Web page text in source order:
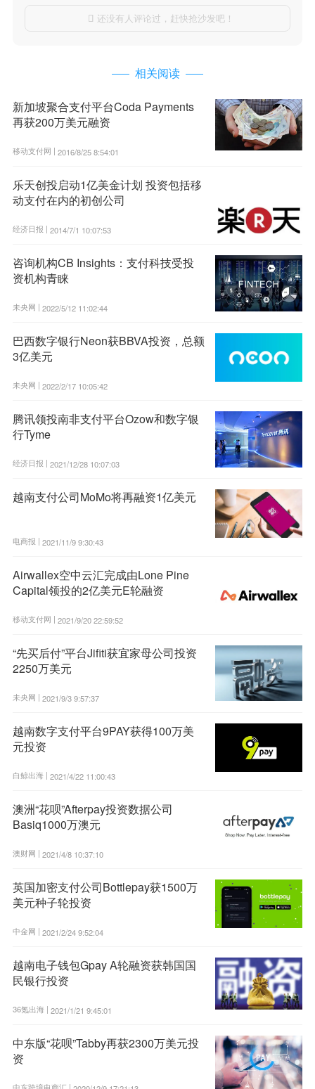
 还没有人评论过，赶快抢沙发吧！
相关阅读
新加坡聚合支付平台Coda Payments
再获200万美元融资
移动支付网 | 2016/8/25 8:54:01
乐天创投启动1亿美金计划 投资包括移
动支付在内的初创公司
经济日报 | 2014/7/1 10:07:53
咨询机构CB Insights：支付科技受投
资机构青睐
未央网 | 2022/5/12 11:02:44
巴西数字银行Neon获BBVA投资，总额
3亿美元
未央网 | 2022/2/17 10:05:42
腾讯领投南非支付平台Ozow和数字银
行Tyme
经济日报 | 2021/12/28 10:07:03
越南支付公司MoMo将再融资1亿美元
电商报 | 2021/11/9 9:30:43
Airwallex空中云汇完成由Lone Pine
Capital领投的2亿美元E轮融资
移动支付网 | 2021/9/20 22:59:52
“先买后付”平台Jifiti获宜家母公司投资
2250万美元
未央网 | 2021/9/3 9:57:37
越南数字支付平台9PAY获得100万美
元投资
白鲸出海 | 2021/4/22 11:00:43
澳洲“花呗”Afterpay投资数据公司
Basiq1000万澳元
澳财网 | 2021/4/8 10:37:10
英国加密支付公司Bottlepay获1500万
美元种子轮投资
中金网 | 2021/2/24 9:52:04
越南电子钱包Gpay A轮融资获韩国国
民银行投资
36氪出海 | 2021/1/21 9:45:01
中东版“花呗”Tabby再获2300万美元投
资
中东跨境电商汇 |